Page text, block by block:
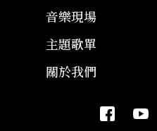
音樂現場
主題歌單
關於我們